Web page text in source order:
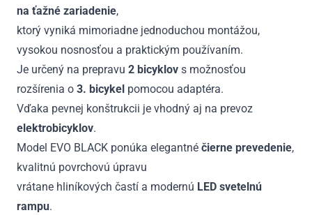
na ťažné zariadenie,
ktorý vyniká mimoriadne jednoduchou montážou,
vysokou nosnosťou a praktickým používaním.
Je určený na prepravu 2 bicyklov s možnosťou
rozšírenia o 3. bicykel pomocou adaptéra.
Vďaka pevnej konštrukcii je vhodný aj na prevoz
elektrobicyklov.
Model EVO BLACK ponúka elegantné čierne prevedenie,
kvalitnú povrchovú úpravu
vrátane hliníkových častí a modernú LED svetelnú
rampu.